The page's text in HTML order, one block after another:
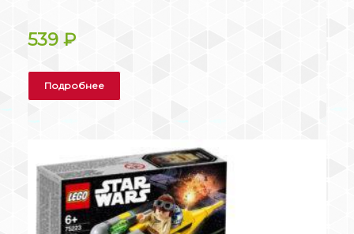
539 ₽
Подробнее